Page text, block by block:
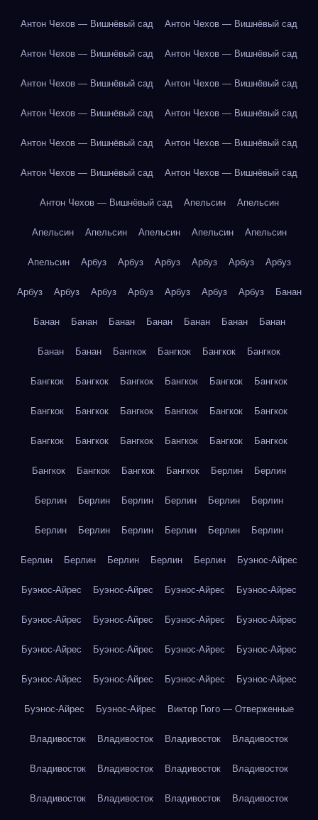
Антон Чехов — Вишнёвый сад Антон Чехов — Вишнёвый сад
Антон Чехов — Вишнёвый сад Антон Чехов — Вишнёвый сад
Антон Чехов — Вишнёвый сад Антон Чехов — Вишнёвый сад
Антон Чехов — Вишнёвый сад Антон Чехов — Вишнёвый сад
Антон Чехов — Вишнёвый сад Антон Чехов — Вишнёвый сад
Антон Чехов — Вишнёвый сад Антон Чехов — Вишнёвый сад
Антон Чехов — Вишнёвый сад Апельсин Апельсин
Апельсин Апельсин Апельсин Апельсин Апельсин
Апельсин Арбуз Арбуз Арбуз Арбуз Арбуз Арбуз
Арбуз Арбуз Арбуз Арбуз Арбуз Арбуз Арбуз Банан
Банан Банан Банан Банан Банан Банан Банан
Банан Банан Бангкок Бангкок Бангкок Бангкок
Бангкок Бангкок Бангкок Бангкок Бангкок Бангкок
Бангкок Бангкок Бангкок Бангкок Бангкок Бангкок
Бангкок Бангкок Бангкок Бангкок Бангкок Бангкок
Бангкок Бангкок Бангкок Бангкок Берлин Берлин
Берлин Берлин Берлин Берлин Берлин Берлин
Берлин Берлин Берлин Берлин Берлин Берлин
Берлин Берлин Берлин Берлин Берлин Буэнос-Айрес
Буэнос-Айрес Буэнос-Айрес Буэнос-Айрес Буэнос-Айрес
Буэнос-Айрес Буэнос-Айрес Буэнос-Айрес Буэнос-Айрес
Буэнос-Айрес Буэнос-Айрес Буэнос-Айрес Буэнос-Айрес
Буэнос-Айрес Буэнос-Айрес Буэнос-Айрес Буэнос-Айрес
Буэнос-Айрес Буэнос-Айрес Виктор Гюго — Отверженные
Владивосток Владивосток Владивосток Владивосток
Владивосток Владивосток Владивосток Владивосток
Владивосток Владивосток Владивосток Владивосток